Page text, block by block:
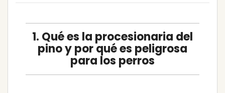
1. Qué es la procesionaria del
pino y por qué es peligrosa
para los perros